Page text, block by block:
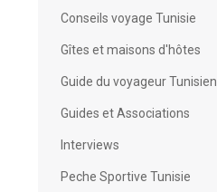
Conseils voyage Tunisie
Gîtes et maisons d'hôtes
Guide du voyageur Tunisien
Guides et Associations
Interviews
Peche Sportive Tunisie